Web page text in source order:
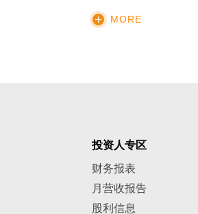
MORE
投资人专区
财务报表
月营收报告
股利信息